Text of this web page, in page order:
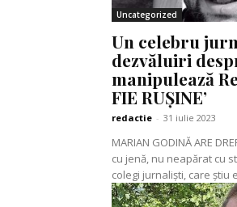
Uncategorized
Un celebru
dezvăluiri
manipulează
FIE RUȘINE’
redactie - 31 iulie 2023
MARIAN GODINĂ ARE
cu jenă, nu neapărat cu
colegi jurnaliști, care știu